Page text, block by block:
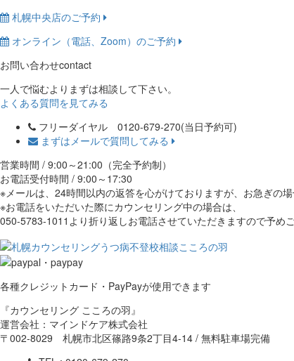
札幌中央店のご予約
オンライン（電話、Zoom）のご予約
お問い合わせcontact
一人で悩むよりまずは相談して下さい。
よくある質問を見てみる
フリーダイヤル 0120-679-270(当日予約可)
まずはメールで質問してみる
営業時間 / 9:00～21:00（完全予約制）
お電話受付時間 / 9:00～17:30
※メールは、24時間以内の返答を心がけておりますが、お急ぎの場
※お電話をいただいた際にカウンセリング中の場合は、
050-5783-1011より折り返しお電話させていただきますので予めご
各種クレジットカード・PayPayが使用できます
『カウンセリング こころの羽』
運営会社：マインドケア株式会社
〒002-8029 札幌市北区篠路9条2丁目4-14 / 無料駐車場完備